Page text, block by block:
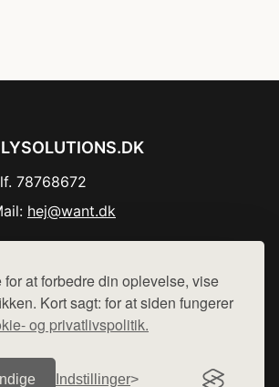
at forbedre din oplevelse, vise
Kort sagt: for at siden fungerer
og privatlivspolitik.
Indstillinger
78768672
hej@want.dk
denne side - vi henviser til de shops,